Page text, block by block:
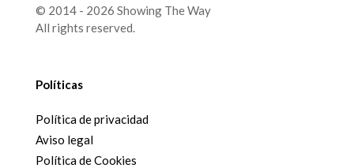
© 2014 - 2026 Showing The Way
All rights reserved.
Políticas
Política de privacidad
Aviso legal
Política de Cookies